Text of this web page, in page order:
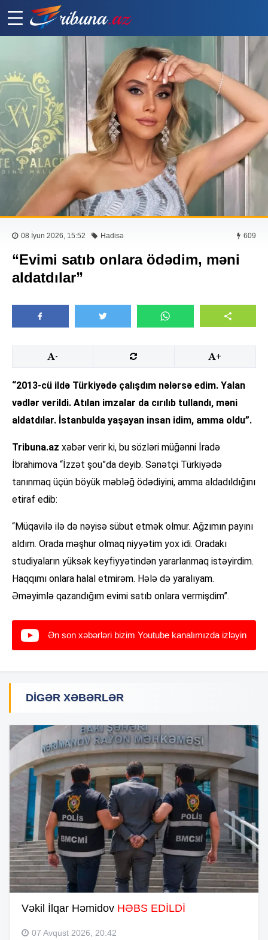
08 İyun 2026, 15:52 Hadisə 609
“Evimi satıb onlara ödədim, məni
aldatdılar”
- +
“2013-cü ildə Türkiyədə çalışdım nələrsə edim. Yalan
vədlər verildi. Atılan imzalar da cırılıb tullandı, məni
aldatdılar. İstanbulda yaşayan insan idim, amma oldu”.
Tribuna.az xəbər verir ki, bu sözləri müğənni İradə
İbrahimova “İzzət şou”da deyib. Sənətçi Türkiyədə
tanınmaq üçün böyük məbləğ ödədiyini, amma aldadıldığını
etiraf edib:
“Müqavilə ilə də nəyisə sübut etmək olmur. Ağzımın payını
aldım. Orada məşhur olmaq niyyətim yox idi. Oradakı
studiyaların yüksək keyfiyyətindən yararlanmaq istəyirdim.
Haqqımı onlara halal etmirəm. Hələ də yaralıyam.
Əməyimlə qazandığım evimi satıb onlara vermişdim”.
Ən son xəbərləri bizim Youtube kanalımızda izləyin
DIGƏR XƏBƏRLƏR
Vəkil İlqar Həmidov HƏBS EDİLDİ
07 Avqust 2026, 20:42